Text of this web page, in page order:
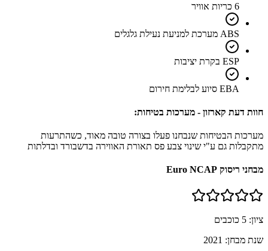
6 כריות אוויר
ABS מערכת למניעת נעילת גלגלים
ESP בקרת יציבות
EBA סיוע לבלימת חירום
חוות דעת קארזון - מערכות בטיחות:
מערכות הבטיחות שנבחנו פעלו בצורה טובה מאוד, כשהתרעות
מתקבלות גם ע"י שינוי צבע פס תאורת האווירה בדשבורד ובדלתות
מבחני ריסוק Euro NCAP
ציון: 5 כוכבים
שנת מבחן: 2021